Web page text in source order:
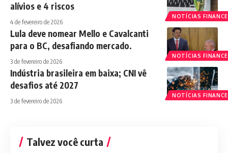
NOTÍCIAS
alívios e 4 riscos
4 de fevereiro de 2026
NOTÍCIAS
Lula deve nomear Mello e Cavalcanti
para o BC, desafiando mercado.
3 de fevereiro de 2026
NOTÍCIAS
Indústria brasileira em baixa; CNI vê
desafios até 2027
3 de fevereiro de 2026
Talvez você curta